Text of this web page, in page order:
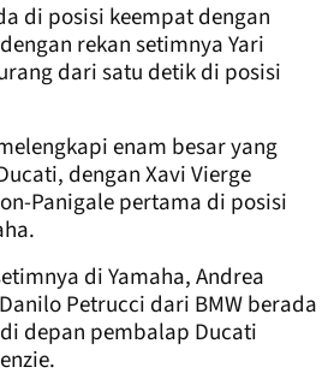
di posisi keempat dengan
rekan setimnya Yari
dari satu detik di posisi
enam besar yang
dengan Xavi Vierge
Panigale pertama di posisi
di Yamaha, Andrea
Petrucci dari BMW berada
depan pembalap Ducati